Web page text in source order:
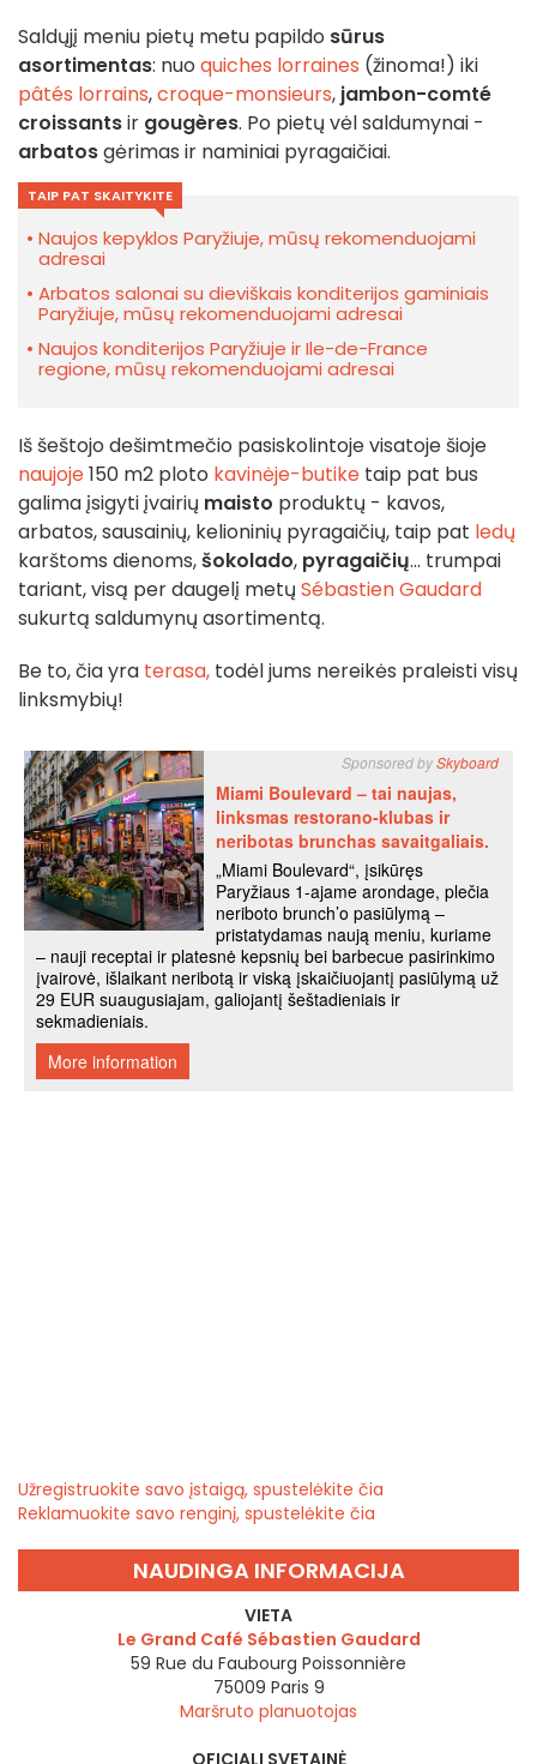
Saldųjį meniu pietų metu papildo sūrus
asortimentas: nuo quiches lorraines (žinoma!) iki
pâtés lorrains,croque-monsieurs, jambon-comté
croissantsir gougères. Po pietų vėl saldumynai -
arbatosgėrimas ir naminiai pyragaičiai.
TAIP PAT SKAITYKITE
Naujos kepyklos Paryžiuje, mūsų rekomenduojami
adresai
Arbatos salonai su dieviškais konditerijos gaminiais
Paryžiuje, mūsų rekomenduojami adresai
Naujos konditerijos Paryžiuje ir Ile-de-France
regione, mūsų rekomenduojami adresai
Iš šeštojo dešimtmečio pasiskolintoje visatoje šioje
naujoje150 m2 ploto kavinėje-butike taip pat bus
galima įsigyti įvairių maisto produktų - kavos,
arbatos, sausainių, kelioninių pyragaičių, taip pat ledų
karštoms dienoms,šokolado, pyragaičių... trumpai
tariant, visą per daugelį metų Sébastien Gaudard
sukurtą saldumynų asortimentą.
Be to, čia yra terasa, todėl jums nereikės praleisti visų
linksmybių!
Užregistruokite savo įstaigą, spustelėkite čia
Reklamuokite savo renginį, spustelėkite čia
NAUDINGA INFORMACIJA
VIETA
Le Grand Café Sébastien Gaudard
59 Rue du Faubourg Poissonnière
75009 Paris 9
Maršruto planuotojas